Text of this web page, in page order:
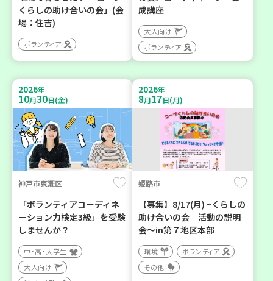
くらしの助け合いの会」(会
場：住吉)
ボランティア
成講座
大人向け
ボランティア
2026年
10月30日(金)
神戸市東灘区
「ボランティアコーディネ
ーション力検定3級」を受験
しませんか？
中・高・大学生
大人向け
2026年
8月17日(月)
姫路市
【募集】8/17(月) ~くらしの
助け合いの会 活動の説明
会～in第７地区本部
環境
ボランティア
その他